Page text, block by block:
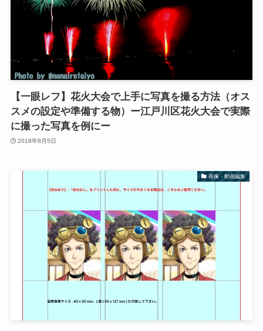
【一眼レフ】花火大会で上手に写真を撮る方法（オス
スメの設定や準備する物）ー江戸川区花火大会で実際
に撮った写真を例にー
2018年8月5日
画像・動画編集